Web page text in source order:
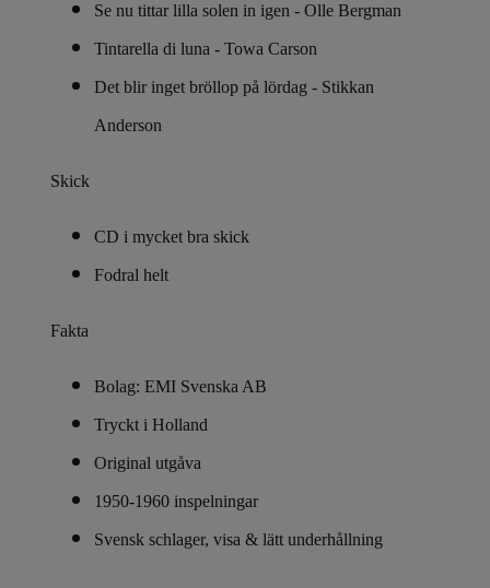
Se nu tittar lilla solen in igen - Olle Bergman
Tintarella di luna - Towa Carson
Det blir inget bröllop på lördag - Stikkan
Anderson
Skick
CD i mycket bra skick
Fodral helt
Fakta
Bolag: EMI Svenska AB
Tryckt i Holland
Original utgåva
1950-1960 inspelningar
Svensk schlager, visa & lätt underhållning